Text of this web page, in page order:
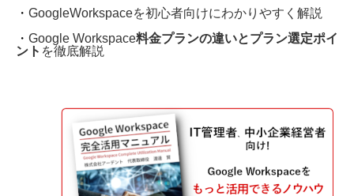
・ GoogleWorkspaceを初心者向けにわかりやすく解説
・ Google Workspace料金プランの違いとプラン選定ポイ
ント を徹底解説